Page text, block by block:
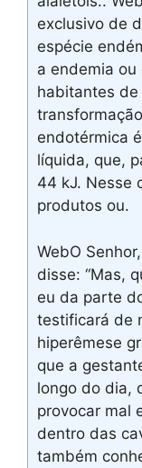
exclusivo de
espécie
a endemia
habitantes de
endotérmica
líquida, que,
44 kJ. Nesse
produtos ou.
WebO
disse: “Mas,
eu da parte
testificará de
hiperêmese
que a
longo do dia,
provocar mal
dentro das
também